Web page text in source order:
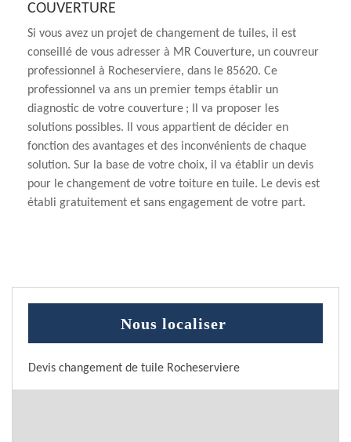
COUVERTURE
Si vous avez un projet de changement de tuiles, il est
conseillé de vous adresser à MR Couverture, un couvreur
professionnel à Rocheserviere, dans le 85620. Ce
professionnel va ans un premier temps établir un
diagnostic de votre couverture ; Il va proposer les
solutions possibles. Il vous appartient de décider en
fonction des avantages et des inconvénients de chaque
solution. Sur la base de votre choix, il va établir un devis
pour le changement de votre toiture en tuile. Le devis est
établi gratuitement et sans engagement de votre part.
Nous localiser
Devis changement de tuile Rocheserviere